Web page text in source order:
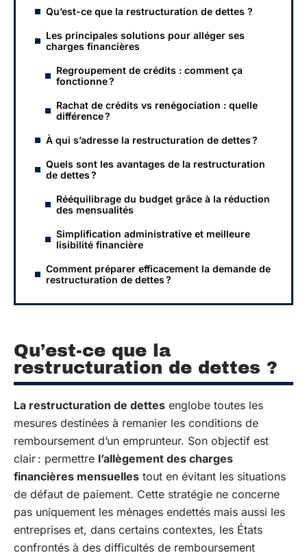
Qu’est-ce que la restructuration de dettes ?
Les principales solutions pour alléger ses
charges financières
Regroupement de crédits : comment ça
fonctionne ?
Rachat de crédits vs renégociation : quelle
différence ?
À qui s’adresse la restructuration de dettes ?
Quels sont les avantages de la restructuration
de dettes ?
Rééquilibrage du budget grâce à la réduction
des mensualités
Simplification administrative et meilleure
lisibilité financière
Comment préparer efficacement la demande de
restructuration de dettes ?
Qu’est-ce que la
restructuration de dettes ?
La restructuration de dettes englobe toutes les
mesures destinées à remanier les conditions de
remboursement d’un emprunteur. Son objectif est
clair : permettre l’allègement des charges
financières mensuelles tout en évitant les situations
de défaut de paiement. Cette stratégie ne concerne
pas uniquement les ménages endettés mais aussi les
entreprises et, dans certains contextes, les États
confrontés à des difficultés de remboursement